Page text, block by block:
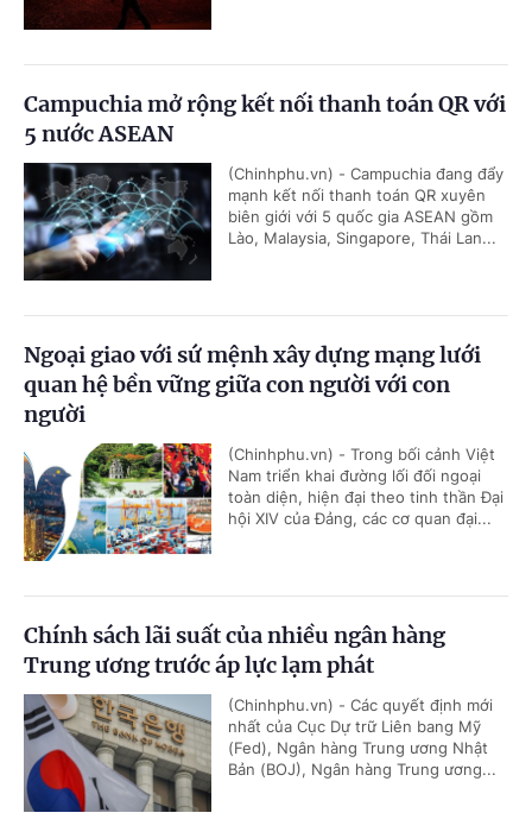
Campuchia mở rộng kết nối thanh toán QR với
5 nước ASEAN
(Chinhphu.vn) - Campuchia đang đẩy
mạnh kết nối thanh toán QR xuyên
biên giới với 5 quốc gia ASEAN gồm
Lào, Malaysia, Singapore, Thái Lan...
Ngoại giao với sứ mệnh xây dựng mạng lưới
quan hệ bền vững giữa con người với con
người
(Chinhphu.vn) - Trong bối cảnh Việt
Nam triển khai đường lối đối ngoại
toàn diện, hiện đại theo tinh thần Đại
hội XIV của Đảng, các cơ quan đại...
Chính sách lãi suất của nhiều ngân hàng
Trung ương trước áp lực lạm phát
(Chinhphu.vn) - Các quyết định mới
nhất của Cục Dự trữ Liên bang Mỹ
(Fed), Ngân hàng Trung ương Nhật
Bản (BOJ), Ngân hàng Trung ương...